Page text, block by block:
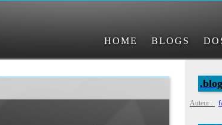
HOME BLOGS
Auteur :